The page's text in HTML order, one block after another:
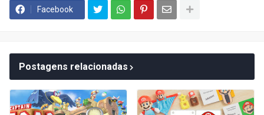
Facebook
Postagens relacionadas